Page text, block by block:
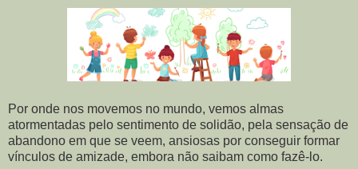
Por onde nos movemos no mundo, vemos almas
atormentadas pelo sentimento de solidão, pela sensação de
abandono em que se veem, ansiosas por conseguir formar
vínculos de amizade, embora não saibam como fazê-lo.